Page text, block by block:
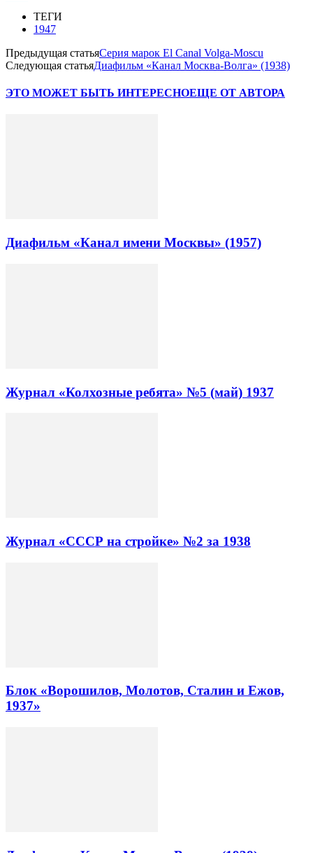
SkypeТЕГИ
1947
Предыдущая статьяСерия марок El Canal Volga-Moscu
Следующая статьяДиафильм «Канал Москва-Волга» (1938)
ЭТО МОЖЕТ БЫТЬ ИНТЕРЕСНОЕЩЕ ОТ АВТОРА
Диафильм «Канал имени Москвы» (1957)
Журнал «Колхозные ребята» №5 (май) 1937
Журнал «СССР на стройке» №2 за 1938
Блок «Ворошилов, Молотов, Сталин и Ежов,
1937»